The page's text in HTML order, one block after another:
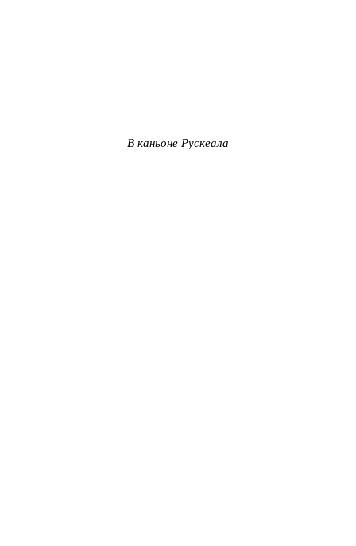
В каньоне Рускеала